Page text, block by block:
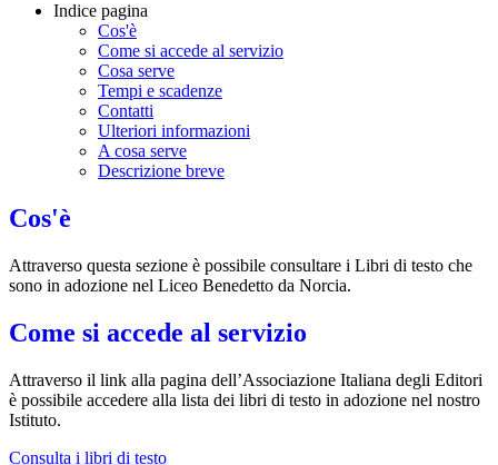
Indice pagina
Cos'è
Come si accede al servizio
Cosa serve
Tempi e scadenze
Contatti
Ulteriori informazioni
A cosa serve
Descrizione breve
Cos'è
Attraverso questa sezione è possibile consultare i Libri di testo che
sono in adozione nel Liceo Benedetto da Norcia.
Come si accede al servizio
Attraverso il link alla pagina dell’Associazione Italiana degli Editori
è possibile accedere alla lista dei libri di testo in adozione nel nostro
Istituto.
Consulta i libri di testo